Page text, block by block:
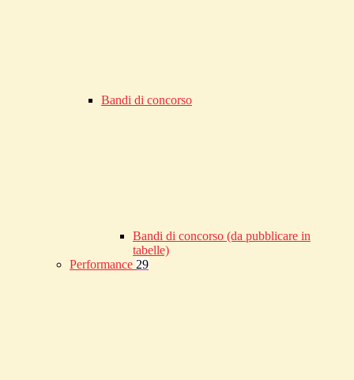
Bandi di concorso
Bandi di concorso (da pubblicare in
tabelle)
Performance 29